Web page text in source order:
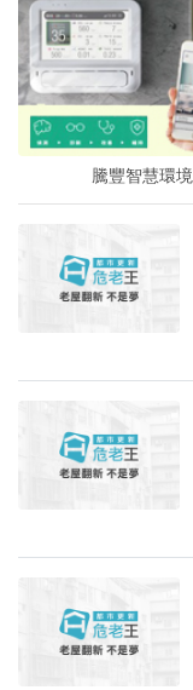
騰豐智慧環境
騰豐智慧環境
騰豐智慧環境